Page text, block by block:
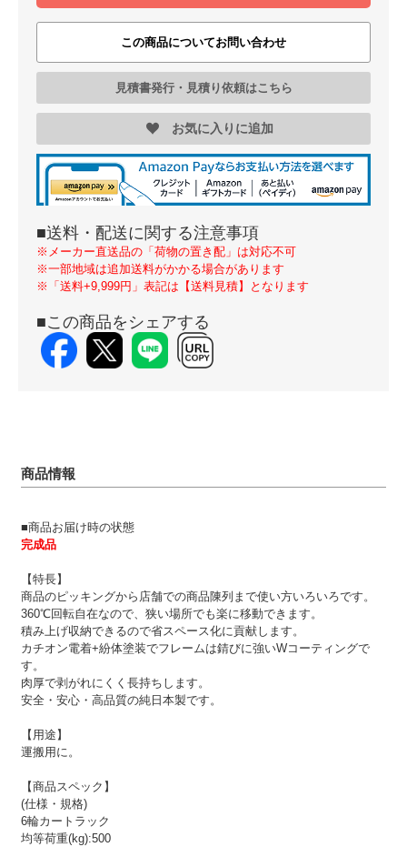
この商品についてお問い合わせ
見積書発行・見積り依頼はこちら
お気に入りに追加
■送料・配送に関する注意事項
※メーカー直送品の「荷物の置き配」は対応不可
※一部地域は追加送料がかかる場合があります
※「送料+9,999円」表記は【送料見積】となります
■この商品をシェアする
商品情報
■商品お届け時の状態
完成品
【特長】
商品のピッキングから店舗での商品陳列まで使い方いろいろです。
360℃回転自在なので、狭い場所でも楽に移動できます。
積み上げ収納できるので省スペース化に貢献します。
カチオン電着+紛体塗装でフレームは錆びに強いWコーティングで
す。
肉厚で剥がれにくく長持ちします。
安全・安心・高品質の純日本製です。
【用途】
運搬用に。
【商品スペック】
(仕様・規格)
6輪カートラック
均等荷重(kg):500